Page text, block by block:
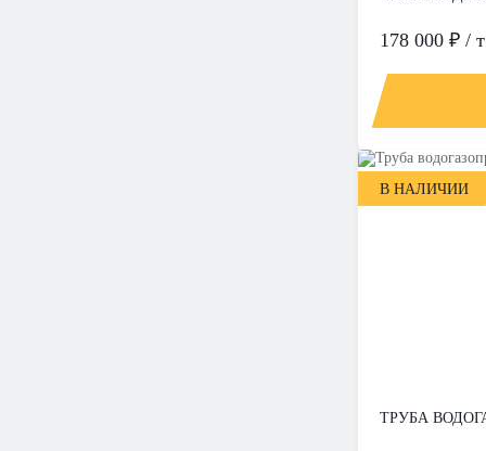
178 000 ₽ / т
В НАЛИЧИИ
ТРУБА